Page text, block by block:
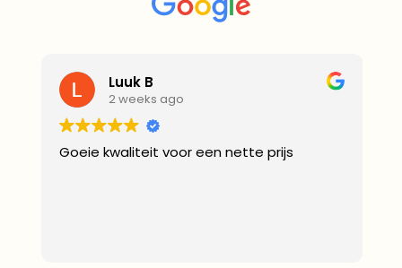
Luuk B
2 weeks ago
Goeie kwaliteit voor een nette prijs